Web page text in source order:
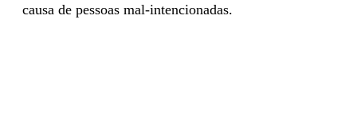
causa de pessoas mal-intencionadas.